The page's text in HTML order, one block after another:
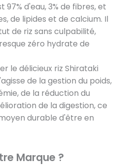
97% d'eau, 3% de fibres, et
de lipides et de calcium. Il
de riz sans culpabilité,
zéro hydrate de
le délicieux riz Shirataki
de la gestion du poids,
de la réduction du
de la digestion, ce
durable d'être en
Marque ?